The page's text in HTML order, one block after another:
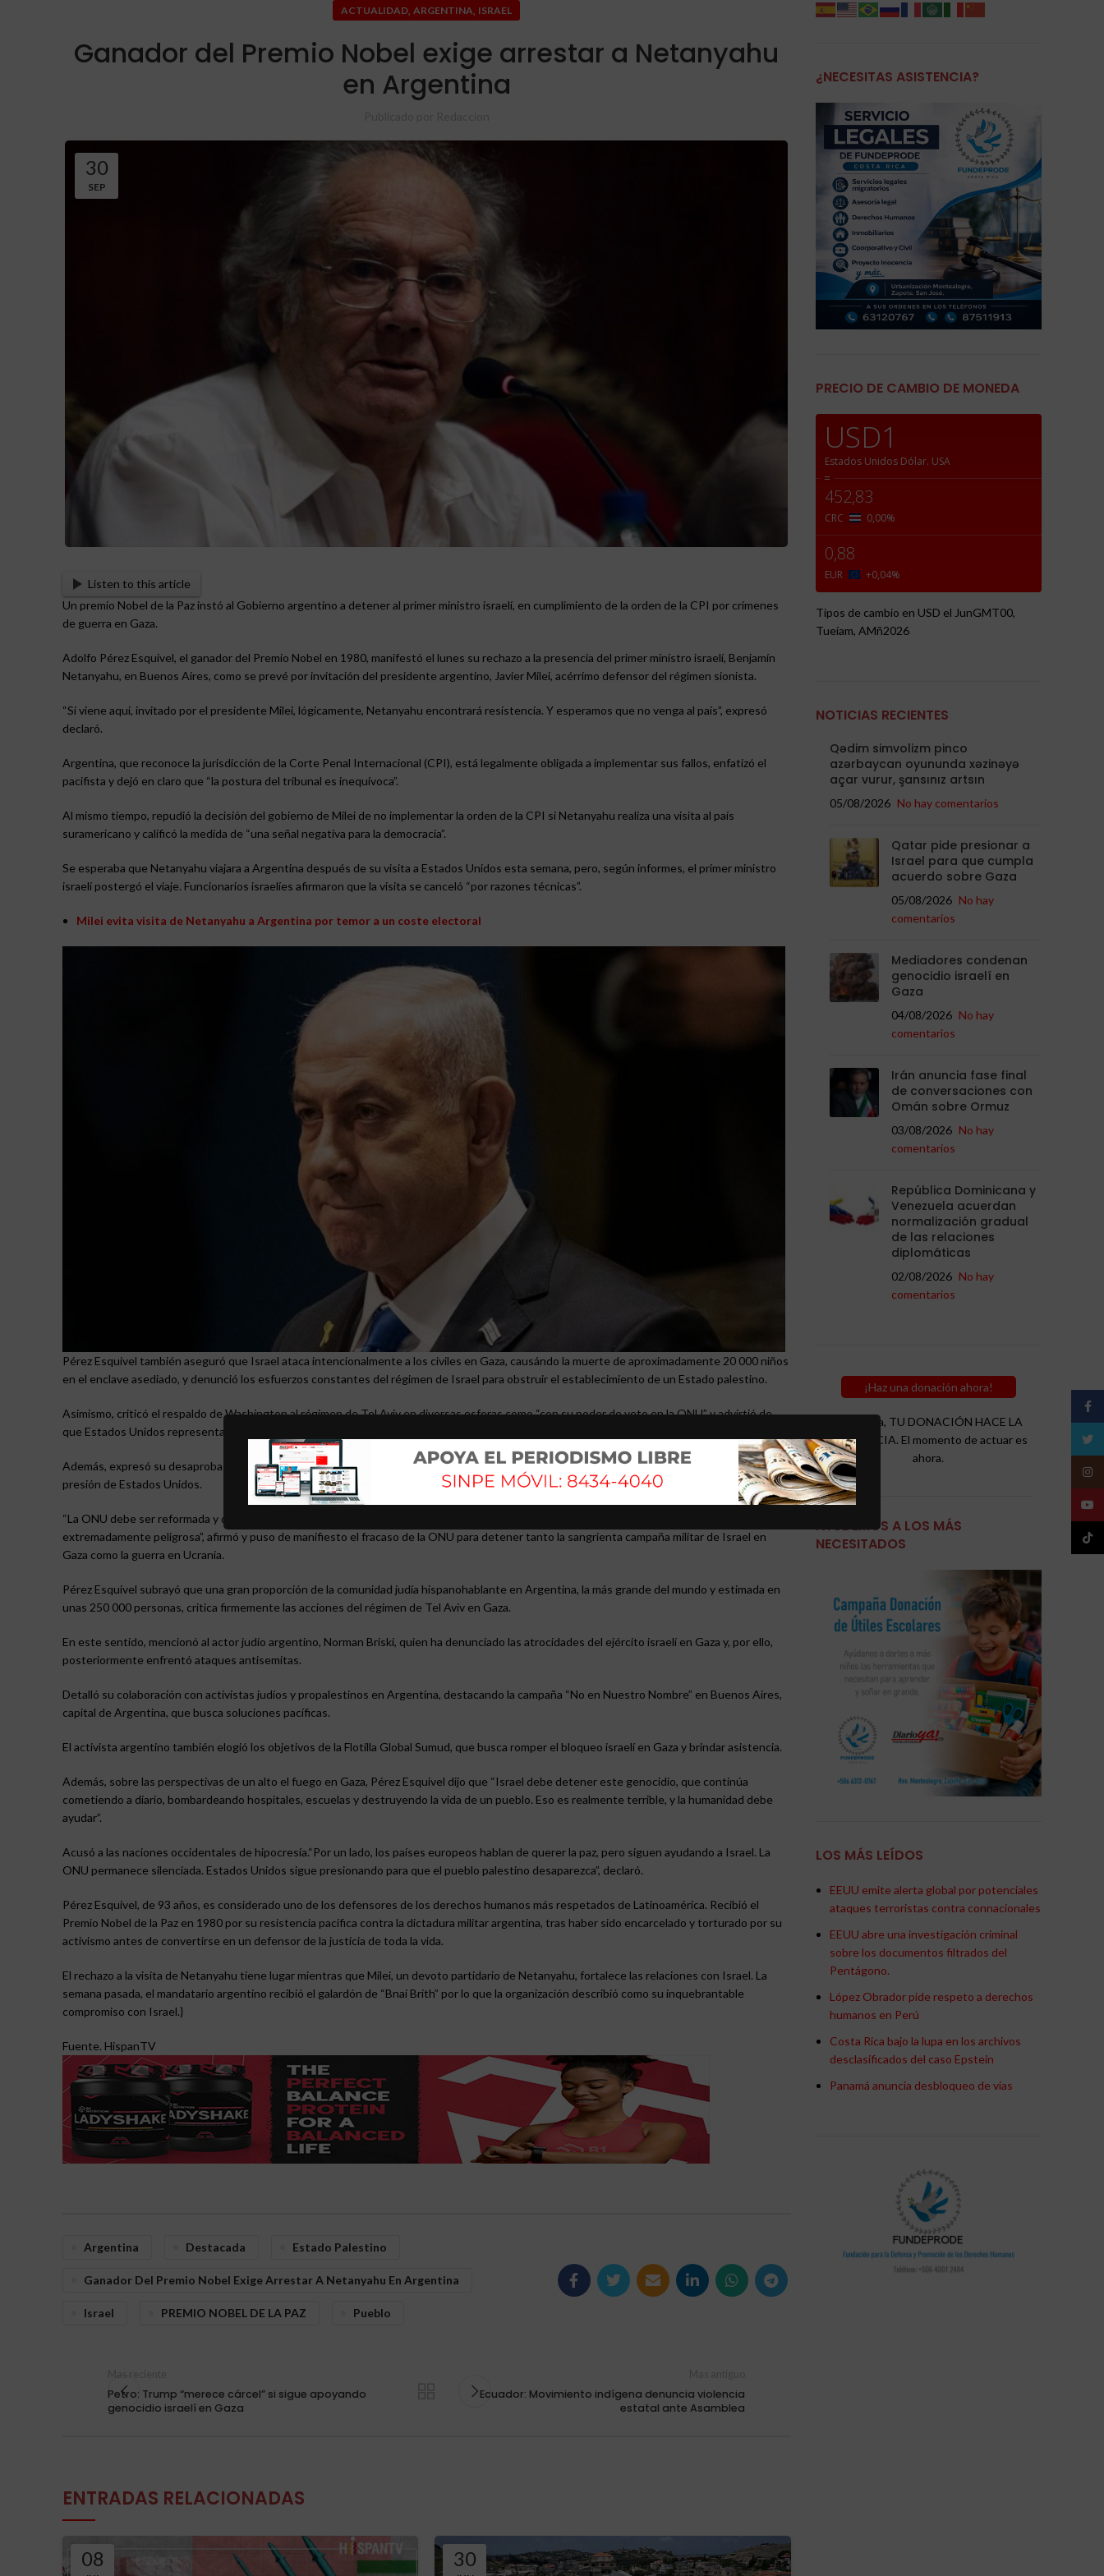
ACTUALIDAD,ARGENTINA, ISRAEL
Ganador del Premio Nobel exige arrestar a Netanyahu
en Argentina
30
SEP
Listen to this article
Un premio Nobel de la Paz instó al Gobierno argentino a detener al primer ministro israelí, en cumplimiento de la orden de la CPI por crímenes
de guerra en Gaza.
Adolfo Pérez Esquivel, el ganador del Premio Nobel en 1980, manifestó el lunes su rechazo a la presencia del primer ministro israelí, Benjamín
Netanyahu, en Buenos Aires, como se prevé por invitación del presidente argentino, Javier Milei, acérrimo defensor del régimen sionista.
“Si viene aquí, invitado por el presidente Milei, lógicamente, Netanyahu encontrará resistencia. Y esperamos que no venga al país”, expresó
declaró.
Argentina, que reconoce la jurisdicción de la Corte Penal Internacional (CPI), está legalmente obligada a implementar sus fallos, enfatizó el
pacifista y dejó en claro que “la postura del tribunal es inequívoca”.
Al mismo tiempo, repudió la decisión del gobierno de Milei de no implementar la orden de la CPI si Netanyahu realiza una visita al país
suramericano y calificó la medida de “una señal negativa para la democracia”.
Se esperaba que Netanyahu viajara a Argentina después de su visita a Estados Unidos esta semana, pero, según informes, el primer ministro
israelí postergó el viaje. Funcionarios israelíes afirmaron que la visita se canceló “por razones técnicas”.
Milei evita visita de Netanyahu a Argentina por temor a un coste electoral
Pérez Esquivel también aseguró que Israel ataca intencionalmente a los civiles en Gaza, causándo la muerte de aproximadamente 20 000 niños
en el enclave asediado, y denunció los esfuerzos constantes del régimen de Israel para obstruir el establecimiento de un Estado palestino.
Asimismo, criticó el respaldo de Washington al régimen de Tel Aviv en diversas esferas como “con su poder de veto en la ONU” y advirtió de
que Estados Unidos representa el mayor obstáculo para lograr una solución pacífica al conflicto.
Además, expresó su desaprobación hacia la Organización de las Naciones Unidas (ONU), afirmando que se ha visto comprometida por la
presión de Estados Unidos.
“La ONU debe ser reformada y democratizada. Nosotros, los pueblos del mundo, deseamos la paz. Sin embargo, vemos la situación actual. Es
extremadamente peligrosa”, afirmó y puso de manifiesto el fracaso de la ONU para detener tanto la sangrienta campaña militar de Israel en
Gaza como la guerra en Ucrania.
Pérez Esquivel subrayó que una gran proporción de la comunidad judía hispanohablante en Argentina, la más grande del mundo y estimada en
unas 250 000 personas, critica firmemente las acciones del régimen de Tel Aviv en Gaza.
En este sentido, mencionó al actor judío argentino, Norman Briski, quien ha denunciado las atrocidades del ejército israelí en Gaza y, por ello,
posteriormente enfrentó ataques antisemitas.
Detalló su colaboración con activistas judíos y propalestinos en Argentina, destacando la campaña “No en Nuestro Nombre” en Buenos Aires,
capital de Argentina, que busca soluciones pacíficas.
El activista argentino también elogió los objetivos de la Flotilla Global Sumud, que busca romper el bloqueo israelí en Gaza y brindar asistencia.
Además, sobre las perspectivas de un alto el fuego en Gaza, Pérez Esquivel dijo que “Israel debe detener este genocidio, que continúa
cometiendo a diario, bombardeando hospitales, escuelas y destruyendo la vida de un pueblo. Eso es realmente terrible, y la humanidad debe
ayudar”.
Acusó a las naciones occidentales de hipocresía.“Por un lado, los países europeos hablan de querer la paz, pero siguen ayudando a Israel. La
ONU permanece silenciada. Estados Unidos sigue presionando para que el pueblo palestino desaparezca”, declaró.
Pérez Esquivel, de 93 años, es considerado uno de los defensores de los derechos humanos más respetados de Latinoamérica. Recibió el
Premio Nobel de la Paz en 1980 por su resistencia pacífica contra la dictadura militar argentina, tras haber sido encarcelado y torturado por su
activismo antes de convertirse en un defensor de la justicia de toda la vida.
El rechazo a la visita de Netanyahu tiene lugar mientras que Milei, un devoto partidario de Netanyahu, fortalece las relaciones con Israel. La
semana pasada, el mandatario argentino recibió el galardón de “Bnai Brith” por lo que la organización describió como su inquebrantable
compromiso con Israel.}
Fuente. HispanTV
Argentina Destacada Estado Palestino
Ganador Del Premio Nobel Exige Arrestar A Netanyahu En Argentina
Israel PREMIO NOBEL DE LA PAZ Pueblo
Mas reciente
Petro: Trump “merece cárcel” si sigue apoyando
genocidio israelí en Gaza
Ecuador: Movimiento indígena denuncia violencia
estatal ante Asamblea
ENTRADAS RELACIONADAS
08 30
¿NECESITAS ASISTENCIA?
PRECIO DE CAMBIO DE MONEDA
USD1
Estados Unidos Dólar. USA
=
452,83
CRC 0,00%
0,88
EUR +0,04%
Tipos de cambio en USD el JunGMT00,
Tueíam, AMñ2026
NOTICIAS RECIENTES
Qədim simvolizm pinco
azərbaycan oyununda xəzinəyə
açar vurur, şansınız artsın
05/08/2026 No hay comentarios
Qatar pide presionar a
Israel para que cumpla
acuerdo sobre Gaza
05/08/2026 No hay
comentarios
Mediadores condenan
genocidio israelí en
Gaza
04/08/2026 No hay
comentarios
Irán anuncia fase final
de conversaciones con
Omán sobre Ormuz
03/08/2026 No hay
comentarios
República Dominicana y
Venezuela acuerdan
normalización gradual
de las relaciones
diplomáticas
02/08/2026 No hay
comentarios
¡Haz una donación ahora!
Recuerda, TU DONACIÓN HACE LA
DIFERENCIA. El momento de actuar es
ahora.
AYUDEMOS A LOS MÁS
NECESITADOS
LOS MÁS LEÍDOS
EEUU emite alerta global por potenciales
ataques terroristas contra connacionales
EEUU abre una investigación criminal
sobre los documentos filtrados del
Pentágono.
López Obrador pide respeto a derechos
humanos en Perú
Costa Rica bajo la lupa en los archivos
desclasificados del caso Epstein
Panamá anuncia desbloqueo de vías